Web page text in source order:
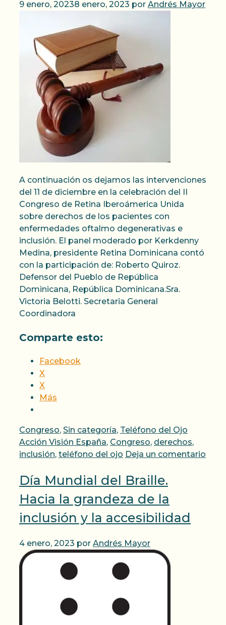
9 enero, 20238 enero, 2023 por Andrés Mayor
A continuación os dejamos las intervenciones
del 11 de diciembre en la celebración del II
Congreso de Retina Iberoámerica Unida
sobre derechos de los pacientes con
enfermedades oftalmo degenerativas e
inclusión. El panel moderado por Kerkdenny
Medina, presidente Retina Dominicana contó
con la participación de: Roberto Quiroz.
Defensor del Pueblo de República
Dominicana, República Dominicana.Sra.
Victoria Belotti. Secretaria General
Coordinadora
Comparte esto:
Facebook
X
X
Más
Categorías
Congreso, Sin categoría, Teléfono del Ojo
Acción Visión España, Congreso, derechos,
inclusión, teléfono del ojo Deja un comentario
Día Mundial del Braille.
Hacia la grandeza de la
inclusión y la accesibilidad
4 enero, 2023 por Andrés Mayor